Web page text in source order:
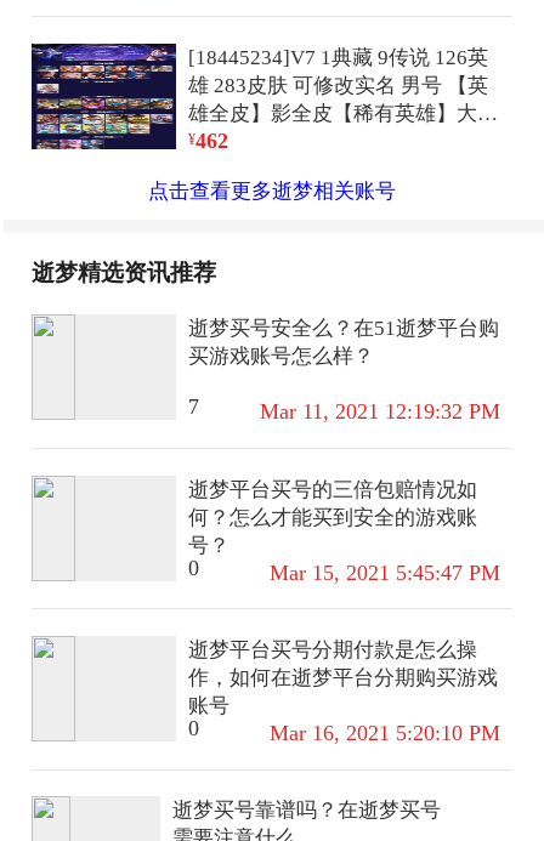
不破誓约】【露娜-金牌射手】//部
门:34423/特勤等级（技术中心3级/
工作台3级/制药台3级/防具台3级/
仓库9级/指挥中心5级/训练中心7
级/靶场6级/潜水中心3级/收藏室0
级）---(捞点薯条+鹅鸭杀+特拉斯
线圈+悠然茶歇+北极星+茶糜+万
详细看图
[18445234]V7 1典藏 9传说 126英
雄 283皮肤 可修改实名 男号 【英
雄全皮】影全皮【稀有英雄】大司
命,嬴政(始皇帝),韩信(韩跳跳),夏
娜可露露(鸟人),不知火舞,赵云,金
零号·赤焰,地狱之眼,久胜战神,胖达
恋人,玩趣恶龙【赛季/战令皮】噬
灭天穹(s37),古海寻踪(s33),星界游
海日志(s32),顽趣-梦奇,剑破天穹
(s35),天穹祈灯(s34),青焰无极,苍威
无极,天穹之誓(s36),暖冬·兔眠,重
明(s11),穷奇(s12),御狮(s13),御霄
(s14),御旌(s15),御銮(s16),朔风刀
(s17),混沌棋(s18),疑决卦(s19),醍
醐杖(s20),原初探秘者(s21),万华元
夜(s22),演武夺筹(s23),驱傩正仪
(s24),千军破阵(s25),蓝屏警告,夺宝
奇兵,迷踪丽影,西部大镖客-猪八戒,
圣弓游侠,真爱魔法,火炮绅士,沙漠
行僧(s26),幻夜卜梦,金庭之子(s27),
皮】谪仙醉月,破空之剑,星界特工,
¥462
点击查看更多逝梦相关账号
逝梦精选资讯推荐
逝梦买号安全么？在51逝梦平台购
买游戏账号怎么样？
7 Mar 11, 2021 12:19:32 PM
逝梦平台买号的三倍包赔情况如
何？怎么才能买到安全的游戏账
号？
0 Mar 15, 2021 5:45:47 PM
逝梦平台买号分期付款是怎么操
作，如何在逝梦平台分期购买游戏
账号
0 Mar 16, 2021 5:20:10 PM
逝梦买号靠谱吗？在逝梦买号